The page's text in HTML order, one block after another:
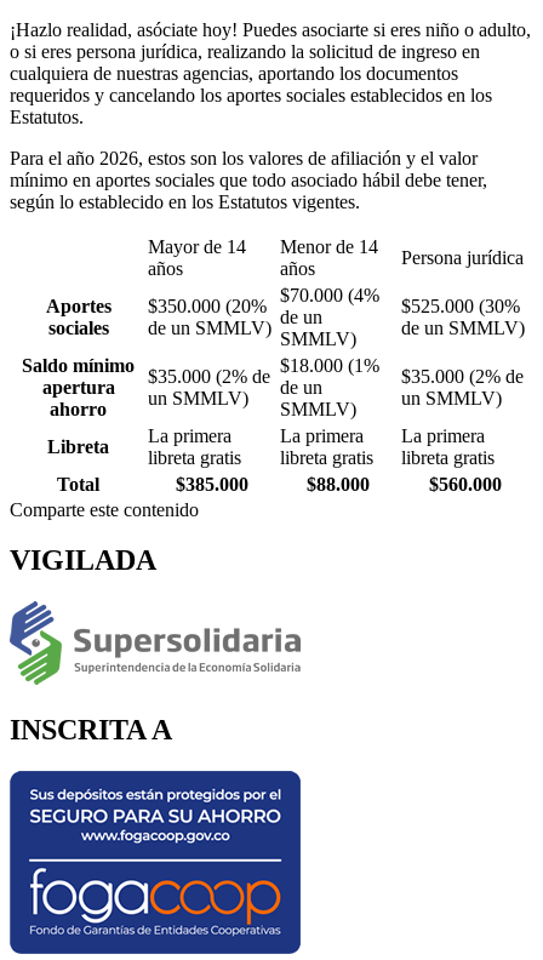
¡Hazlo realidad, asóciate hoy! Puedes asociarte si eres niño o adulto,
o si eres persona jurídica, realizando la solicitud de ingreso en
cualquiera de nuestras agencias, aportando los documentos
requeridos y cancelando los aportes sociales establecidos en los
Estatutos.
Para el año 2026, estos son los valores de afiliación y el valor
mínimo en aportes sociales que todo asociado hábil debe tener,
según lo establecido en los Estatutos vigentes.
Mayor de 14
años
Menor de 14
años
Persona jurídica
Aportes
sociales
$350.000 (20%
de un SMMLV)
$70.000 (4%
de un
SMMLV)
$525.000 (30%
de un SMMLV)
Saldo mínimo
apertura
ahorro
$35.000 (2% de
un SMMLV)
$18.000 (1%
de un
SMMLV)
$35.000 (2% de
un SMMLV)
Libreta
La primera
libreta gratis
La primera
libreta gratis
La primera
libreta gratis
Total
$385.000 $88.000
$560.000
Comparte este contenido
VIGILADA
INSCRITA A